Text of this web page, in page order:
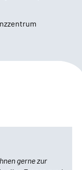
gerne zur